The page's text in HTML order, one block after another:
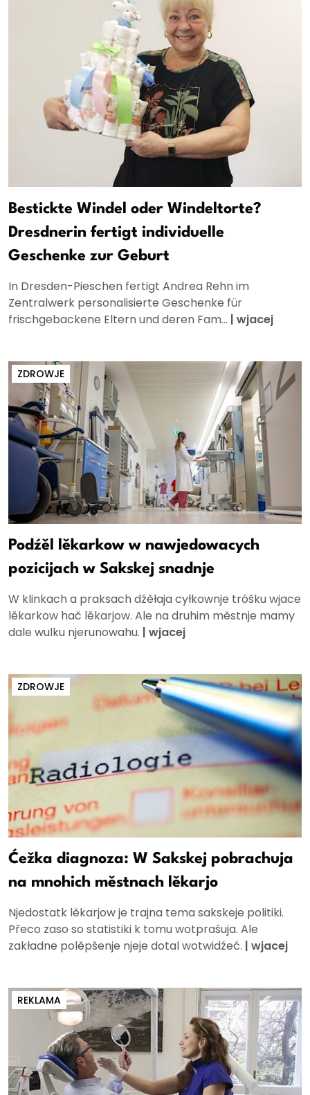
Bestickte Windel oder Windeltorte?
Dresdnerin fertigt individuelle
Geschenke zur Geburt
In Dresden-Pieschen fertigt Andrea Rehn im
Zentralwerk personalisierte Geschenke für
frischgebackene Eltern und deren Fam... | wjacej
ZDROWJE
Podźěl lěkarkow w nawjedowacych
pozicijach w Sakskej snadnje
W klinkach a praksach dźěłaja cyłkownje tróšku wjace
lěkarkow hač lěkarjow. Ale na druhim městnje mamy
dale wulku njerunowahu. | wjacej
ZDROWJE
Ćežka diagnoza: W Sakskej pobrachuja
na mnohich městnach lěkarjo
Njedostatk lěkarjow je trajna tema sakskeje politiki.
Přeco zaso so statistiki k tomu wotprašuja. Ale
zakładne polěpšenje njeje dotal wotwidźeć. | wjacej
REKLAMA